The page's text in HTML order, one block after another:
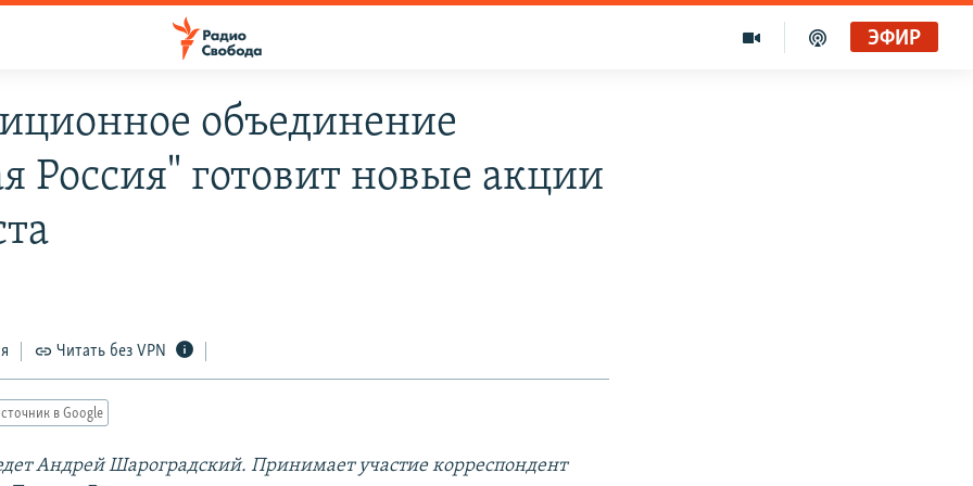
ЭФИР
объединение
Россия" готовит новые акции
Читать без VPN
в Google
Андрей Шароградский. Принимает участие корреспондент